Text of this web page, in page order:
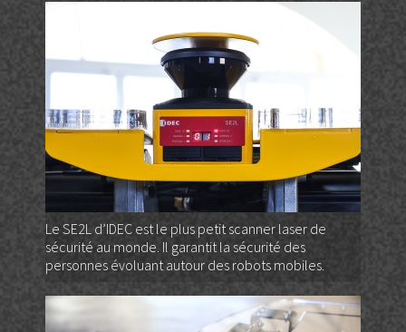
Le SE2L d’IDEC est le plus petit scanner laser de
sécurité au monde. Il garantit la sécurité des
personnes évoluant autour des robots mobiles.